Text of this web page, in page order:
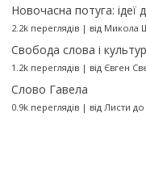
Новочасна потуга: ідеї
2.2k переглядів| від Микола
Свобода слова і
1.2k переглядів| від Євген
Слово Гавела
0.9k переглядів| від Листи до